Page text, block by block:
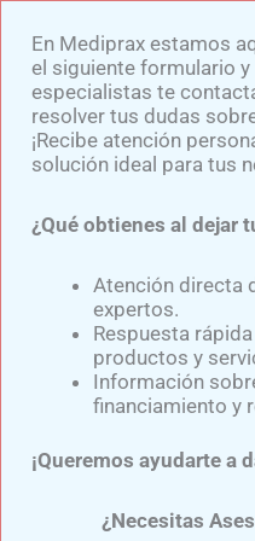
contenido
APARATO
PARA LA
CADERA
Samuel Medina/marzo 19,
trastorno congénito
En Mediprax estamos
el siguiente formulario
especialistas te
resolver tus dudas
¡Recibe atención
solución ideal para tus
¿Qué obtienes al dejar
Atención directa
expertos.
Respuesta
productos y
Información
financiamiento y
¡Queremos ayudarte a
¿Necesitas